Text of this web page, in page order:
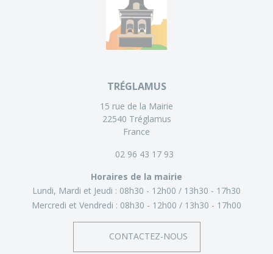
TRÉGLAMUS
15 rue de la Mairie
22540 Tréglamus
France
02 96 43 17 93
Horaires de la mairie
Lundi, Mardi et Jeudi : 08h30 - 12h00
13h30 - 17h30
Mercredi et Vendredi : 08h30 - 12h00 13h30 - 17h00
CONTACTEZ-NOUS